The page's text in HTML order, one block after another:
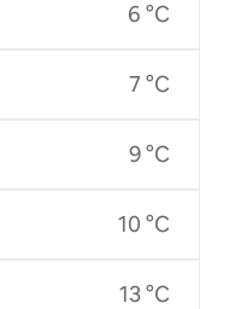
6 °C
7 °C
9 °C
10 °C
13 °C